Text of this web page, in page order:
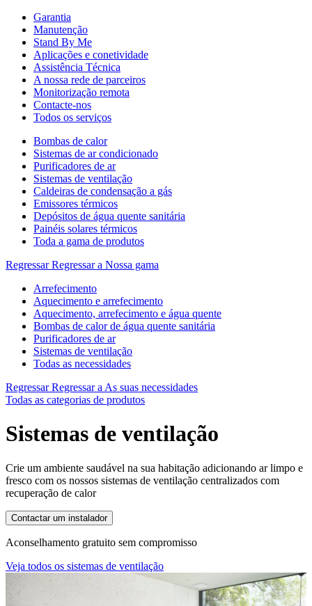
Garantia
Manutenção
Stand By Me
Aplicações e conetividade
Assistência Técnica
A nossa rede de parceiros
Monitorização remota
Contacte-nos
Todos os serviços
Bombas de calor
Sistemas de ar condicionado
Purificadores de ar
Sistemas de ventilação
Caldeiras de condensação a gás
Emissores térmicos
Depósitos de água quente sanitária
Painéis solares térmicos
Toda a gama de produtos
Regressar Regressar a Nossa gama
Arrefecimento
Aquecimento e arrefecimento
Aquecimento, arrefecimento e água quente
Bombas de calor de água quente sanitária
Purificadores de ar
Sistemas de ventilação
Todas as necessidades
Regressar Regressar a As suas necessidades
Todas as categorias de produtos
Sistemas de ventilação
Crie um ambiente saudável na sua habitação adicionando ar limpo e
fresco com os nossos sistemas de ventilação centralizados com
recuperação de calor
Contactar um instalador
Aconselhamento gratuito sem compromisso
Veja todos os sistemas de ventilação